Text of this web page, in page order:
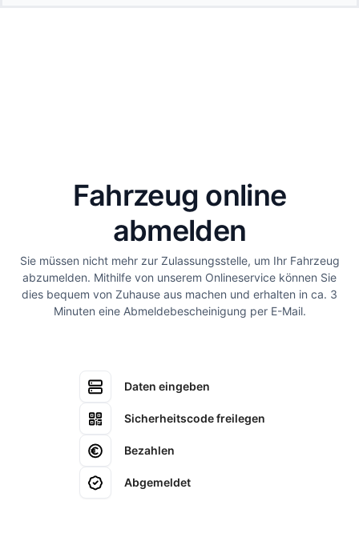
Fahrzeug online
abmelden
Sie müssen nicht mehr zur Zulassungsstelle, um Ihr Fahrzeug
abzumelden. Mithilfe von unserem Onlineservice können Sie
dies bequem von Zuhause aus machen und erhalten in ca. 3
Minuten eine Abmeldebescheinigung per E-Mail.
Daten eingeben
Sicherheitscode freilegen
Bezahlen
Abgemeldet